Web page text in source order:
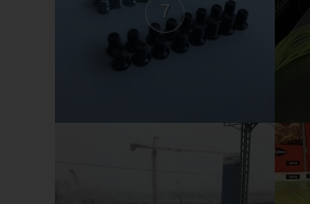
7